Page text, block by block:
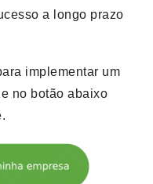
a longo prazo
implementar um
no botão abaixo